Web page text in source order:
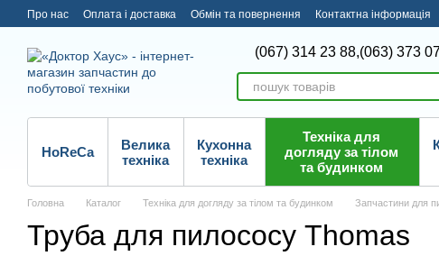
Перейти до основного контенту
Про нас Оплата і доставка Обмін та повернення Контактна інформація
(067) 314 23 88,(063) 373
HoReCa
Велика
техніка
Кухонна
техніка
Техніка для
догляду за тілом
та будинком
Головна Каталог Техніка для догляду за тілом та будинком Запчастини для
Труба для пилососу Thomas